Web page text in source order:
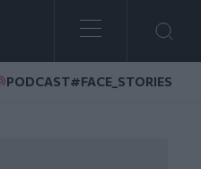
PODCAST#FACE_STORIES